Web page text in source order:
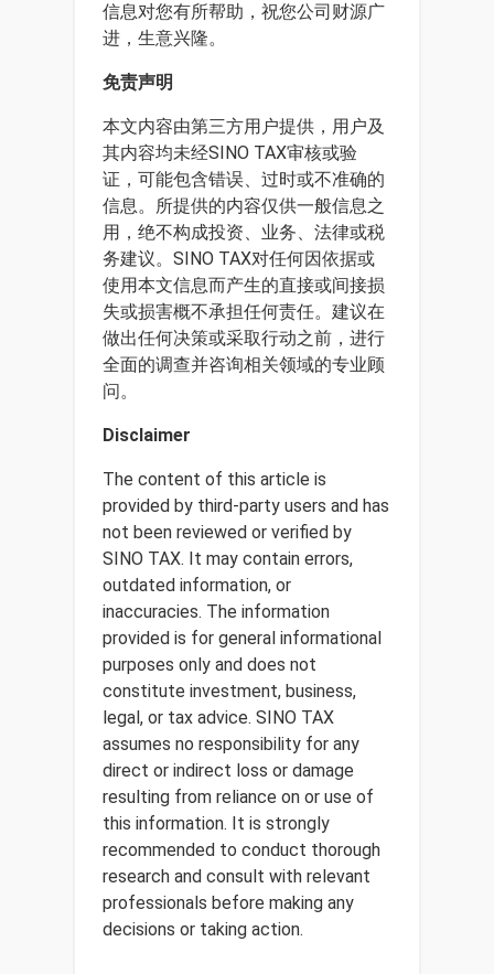
信息对您有所帮助，祝您公司财源广
进，生意兴隆。
免责声明
本文内容由第三方用户提供，用户及
其内容均未经SINO TAX审核或验
证，可能包含错误、过时或不准确的
信息。所提供的内容仅供一般信息之
用，绝不构成投资、业务、法律或税
务建议。SINO TAX对任何因依据或
使用本文信息而产生的直接或间接损
失或损害概不承担任何责任。建议在
做出任何决策或采取行动之前，进行
全面的调查并咨询相关领域的专业顾
问。
Disclaimer
The content of this article is
provided by third-party users and has
not been reviewed or verified by
SINO TAX. It may contain errors,
outdated information, or
inaccuracies. The information
provided is for general informational
purposes only and does not
constitute investment, business,
legal, or tax advice. SINO TAX
assumes no responsibility for any
direct or indirect loss or damage
resulting from reliance on or use of
this information. It is strongly
recommended to conduct thorough
research and consult with relevant
professionals before making any
decisions or taking action.